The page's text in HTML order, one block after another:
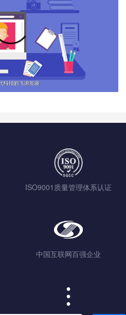
ISO9001质量管理体系认证
中国互联网百强企业